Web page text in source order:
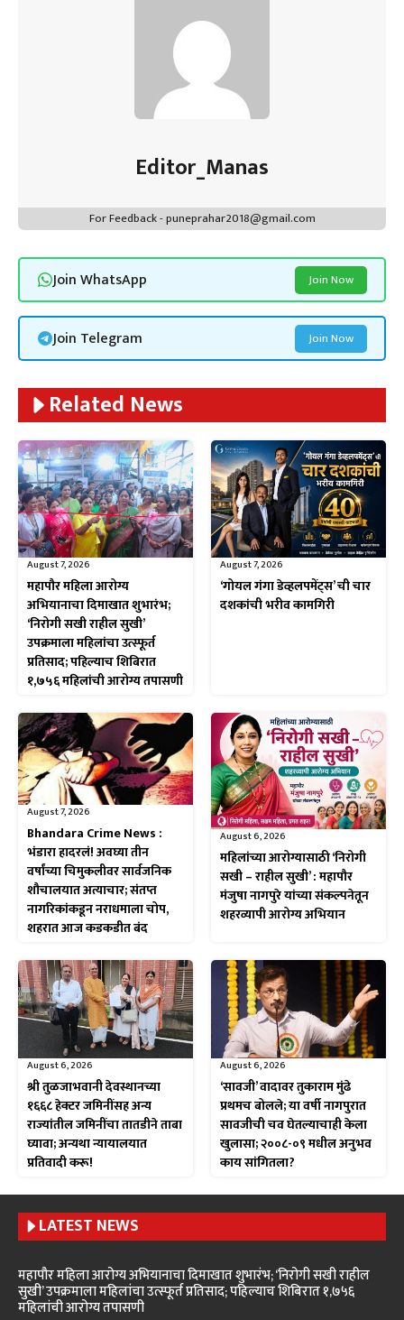
Editor_Manas
For Feedback - puneprahar2018@gmail.com
Join WhatsApp Join Now
Join Telegram Join Now
Related News
August 7, 2026
महापौर महिला आरोग्य
अभियानाचा दिमाखात शुभारंभ;
‘निरोगी सखी राहील सुखी’
उपक्रमाला महिलांचा उत्स्फूर्त
प्रतिसाद; पहिल्याच शिबिरात
१,७५६ महिलांची आरोग्य तपासणी
August 7, 2026
‘गोयल गंगा डेव्हलपमेंट्स’ ची चार
दशकांची भरीव कामगिरी
August 7, 2026
Bhandara Crime News :
भंडारा हादरलं! अवघ्या तीन
वर्षांच्या चिमुकलीवर सार्वजनिक
शौचालयात अत्याचार; संतप्त
नागरिकांकडून नराधमाला चोप,
शहरात आज कडकडीत बंद
August 6, 2026
महिलांच्या आरोग्यासाठी ‘निरोगी
सखी – राहील सुखी’ : महापौर
मंजुषा नागपुरे यांच्या संकल्पनेतून
शहरव्यापी आरोग्य अभियान
August 6, 2026
श्री तुळजाभवानी देवस्थानच्या
१६६८ हेक्टर जमिनींसह अन्य
राज्यांतील जमिनींचा तातडीने ताबा
घ्यावा; अन्यथा न्यायालयात
प्रतिवादी करू!
August 6, 2026
‘सावजी’ वादावर तुकाराम मुंढे
प्रथमच बोलले; या वर्षी नागपुरात
सावजीची चव घेतल्याचाही केला
खुलासा; २००८-०९ मधील अनुभव
काय सांगितला?
LATEST NEWS
महापौर महिला आरोग्य अभियानाचा दिमाखात शुभारंभ; ‘निरोगी सखी राहील
सुखी’ उपक्रमाला महिलांचा उत्स्फूर्त प्रतिसाद; पहिल्याच शिबिरात १,७५६
महिलांची आरोग्य तपासणी